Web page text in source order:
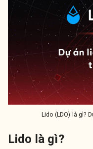
Lido (LDO) là gì?
Lido là gì?